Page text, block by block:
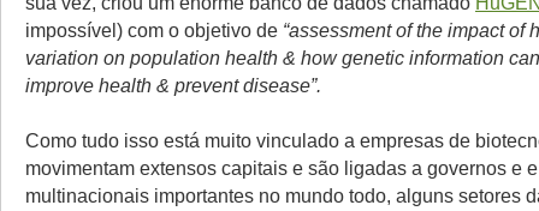
impossível) com o objetivo de “assessment of the impact of
variation on population health & how genetic information
improve health & prevent disease”.
Como tudo isso está muito vinculado a empresas de
movimentam extensos capitais e são ligadas a governos e
multinacionais importantes no mundo todo, alguns setores